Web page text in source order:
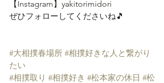
【Instagram】yakitorimidori
ぜひフォローしてくださいね🎵
#大相撲春場所 #相撲好きな人と繋がり
たい
#相撲取り #相撲好き #松本家の休日 #松